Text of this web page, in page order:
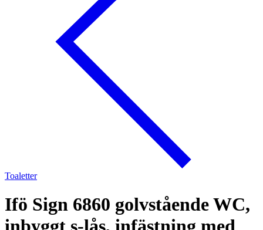
Toaletter
Ifö Sign 6860 golvstående WC,